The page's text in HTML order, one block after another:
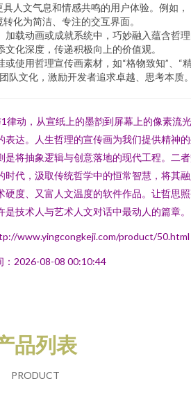
人文气息和情感共鸣的用户体验。例如，
化为简洁、专注的交互界面。
加载动画或成就系统中，巧妙融入蕴含哲
化深度，传递积极向上的价值观。
或使用哲理宣传画素材，如“格物致知”、“
队文化，激励开发者追求卓越、思考本质
律动，从宣纸上的墨韵到屏幕上的像素流
表达。人生哲理的宣传画为我们提供精神
是将抽象逻辑与创意落地的现代工程。二
时代，汲取传统哲学中的恒常智慧，将其
硬度、又富人文温度的软件作品。让哲思
技术人与艺术人文对话中最动人的篇章。
www.yingcongkeji.com/product/50.html
：2026-08-08 00:10:44
品列表
PRODUCT